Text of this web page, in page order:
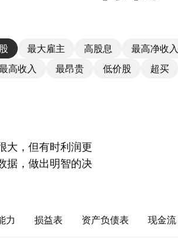
最大雇主 高股息 最高净收入
高收入 最昂贵 低价股 超买
大，但有时利润更
据，做出明智的决
力 损益表 资产负债表 现金流